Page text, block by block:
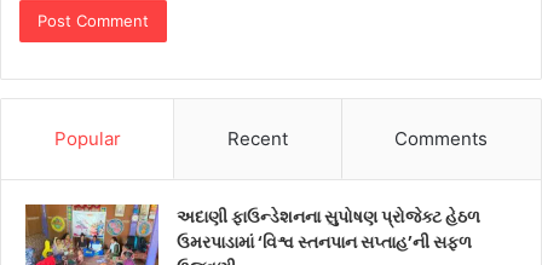
Popular Recent Comments
અદાણી ફાઉન્ડેશનના સુપોષણ પ્રોજેક્ટ હેઠળ
ઉમરપાડામાં ‘વિશ્વ સ્તનપાન સપ્તાહ’ની સફળ